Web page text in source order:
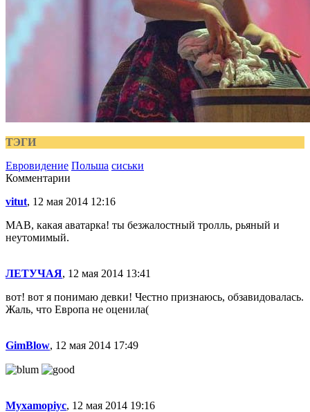
ТЭГИ
Евровидение Польша сиськи
Комментарии
vitut, 12 мая 2014 12:16
MAB, какая аватарка! ты безжалостный тролль, рьяный и
неутомимый.
ЛЕТУЧАЯ, 12 мая 2014 13:41
вот! вот я понимаю девки! Честно признаюсь, обзавидовалась.
Жаль, что Европа не оценила(
GimBlow, 12 мая 2014 17:49
Myxamopiyc, 12 мая 2014 19:16